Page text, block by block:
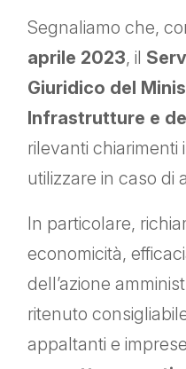
Segnaliamo che,
aprile 2023, il
Giuridico del
Infrastrutture e
rilevanti chiarimenti
utilizzare in caso di
In particolare,
economicità,
dell’azione
ritenuto
appaltanti e